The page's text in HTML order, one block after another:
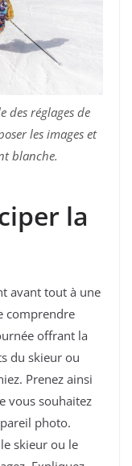
des réglages de
les images et
blanche.
la
avant tout à une
comprendre
offrant la
du skieur ou
Prenez ainsi
vous souhaitez
photo.
skieur ou le